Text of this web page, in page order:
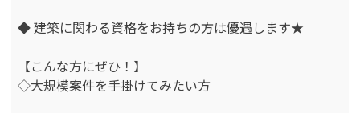
◆ 建築に関わる資格をお持ちの方は優遇します★
【こんな方にぜひ！】
◇大規模案件を手掛けてみたい方